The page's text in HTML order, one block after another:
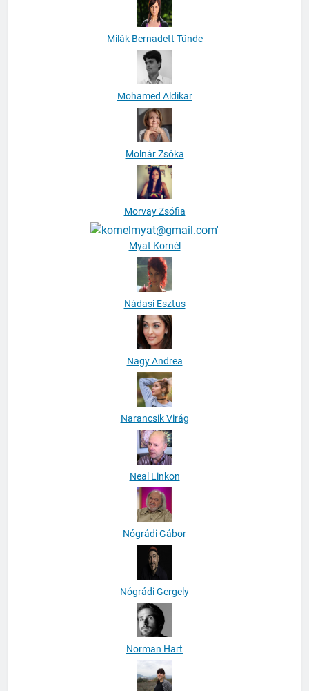
Milák Bernadett Tünde
Mohamed Aldikar
Molnár Zsóka
Morvay Zsófia
Myat Kornél
Nádasi Esztus
Nagy Andrea
Narancsik Virág
Neal Linkon
Nógrádi Gábor
Nógrádi Gergely
Norman Hart